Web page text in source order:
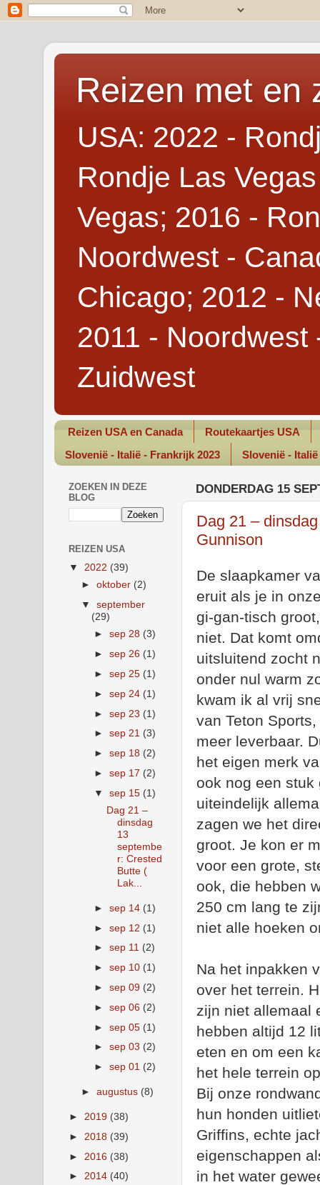
Reizen met en
USA: 2022 -
Rondje Las
Vegas; 2016 -
Noordwest -
Chicago; 2012 -
2011 - Noordwest
Zuidwest
Reizen USA en Canada
Routekaartjes USA
Slovenië - Italië - Frankrijk 2023
Slovenië -
DONDERDAG 15
Dag 21 –
Gunnison
De slaapkamer
eruit als je in
gi-gan-tisch
niet. Dat komt
uitsluitend zocht
onder nul warm
kwam ik al vrij
van Teton
meer leverbaar.
het eigen merk
ook nog een stuk
uiteindelijk
zagen we het
groot. Je kon er
voor een grote,
ook, die hebben
250 cm lang te
niet alle hoeken
Na het inpakken
over het terrein.
zijn niet allemaal
hebben altijd 12
eten en om een
het hele terrein
Bij onze
hun honden
Griffins, echte
eigenschappen
in het water
ZOEKEN IN DEZE
BLOG
REIZEN USA
▼ 2022 (39)
►oktober (2)
▼september
(29)
► sep 28 (3)
► sep 26 (1)
► sep 25 (1)
► sep 24 (1)
► sep 23 (1)
► sep 21 (3)
► sep 18 (2)
► sep 17 (2)
▼ sep 15 (1)
Dag 21 –
dinsdag
13
septembe
r: Crested
Butte (
Lak...
► sep 14 (1)
► sep 12 (1)
► sep 11 (2)
► sep 10 (1)
► sep 09 (2)
► sep 06 (2)
► sep 05 (1)
► sep 03 (2)
► sep 01 (2)
►augustus (8)
► 2019 (38)
► 2018 (39)
► 2016 (38)
► 2014 (40)